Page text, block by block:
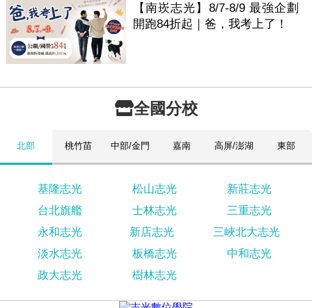
【南崁志光】8/7-8/9 最強企劃
開跑84折起｜爸，我考上了！
全國分校
北部 桃竹苗 中部/金門 嘉南 高屏/澎湖 東部
基隆志光 松山志光
新莊志光
台北旗艦
士林志光
三重志光
永和志光
新店志光
三峽北大志光
淡水志光
板橋志光
中和志光
政大志光
樹林志光